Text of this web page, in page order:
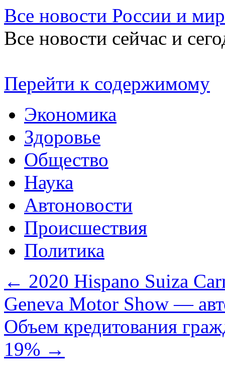
Все новости России и
Все новости сейчас и
Перейти к содержимому
Экономика
Здоровье
Общество
Наука
Автоновости
Происшествия
Политика
← 2020 Hispano Suiza
Geneva Motor Show —
Объем кредитования
19% →